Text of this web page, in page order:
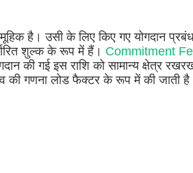
है। उसी के लिए किए गए योगदान
शुल्क के रूप में हैं। Commitment
की गई इस राशि को सामान्य क्षेत्र
की गणना लोड फैक्टर के रूप में की जाती है